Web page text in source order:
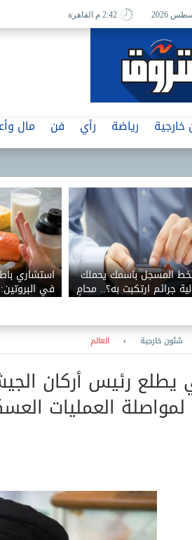
2:42 م القاهرة
رياضة رأي فن مال
المسجل باسمك يحملك
جرائم ارتكبت به؟.. محامٍ
يوضح الموقف القانوني
استشاري
في
محدودة
شئون خارجية › العالم
يطلع رئيس أركان
العمليات